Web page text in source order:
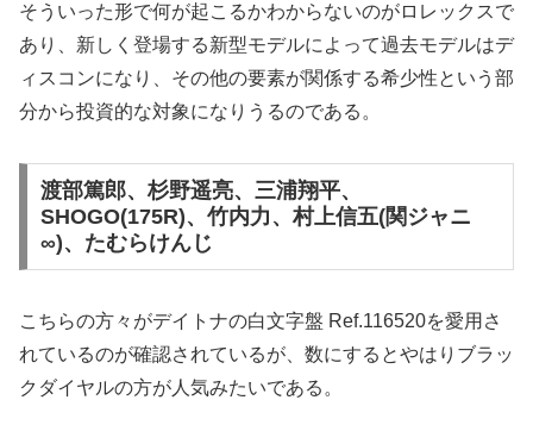
そういった形で何が起こるかわからないのがロレックスで
あり、新しく登場する新型モデルによって過去モデルはデ
ィスコンになり、その他の要素が関係する希少性という部
分から投資的な対象になりうるのである。
渡部篤郎、杉野遥亮、三浦翔平、
SHOGO(175R)、竹内力、村上信五(関ジャニ
∞)、たむらけんじ
こちらの方々がデイトナの白文字盤 Ref.116520を愛用さ
れているのが確認されているが、数にするとやはりブラッ
クダイヤルの方が人気みたいである。